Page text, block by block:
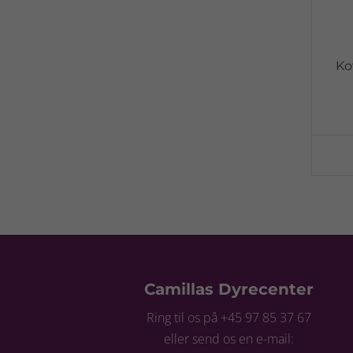
Camillas Dyrecenter
Ring til os på +45 97 85 37 67
eller send os en e-mail: